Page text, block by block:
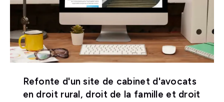
Refonte d'un site de cabinet d'avocats
en droit rural, droit de la famille et droit